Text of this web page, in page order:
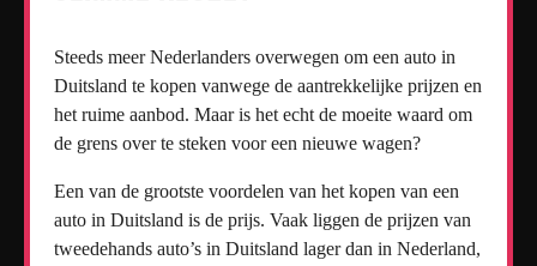
Steeds meer Nederlanders overwegen om een auto in
Duitsland te kopen vanwege de aantrekkelijke prijzen en
het ruime aanbod. Maar is het echt de moeite waard om
de grens over te steken voor een nieuwe wagen?
Een van de grootste voordelen van het kopen van een
auto in Duitsland is de prijs. Vaak liggen de prijzen van
tweedehands auto’s in Duitsland lager dan in Nederland,